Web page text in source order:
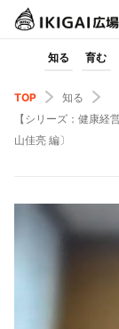
知る 育む
TOP
知る
【シリーズ：健康経
山佳亮 編〕